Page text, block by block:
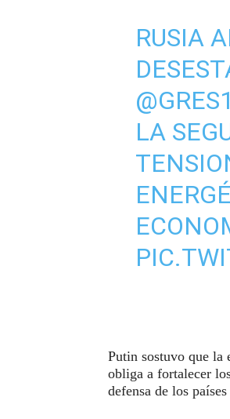
RUSIA
LA
Putin sostuvo que la
obliga a fortalecer
defensa de los